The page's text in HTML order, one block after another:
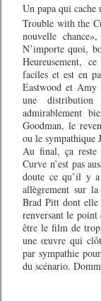
Un papa qui
Trouble with the
nouvelle
N’importe quoi,
Heureusement,
faciles et est en
Eastwood et Amy
une distribution
admirablement
Goodman, le
ou le sympathique
Au final, ça
Curve n’est pas
doute ce qu’il y
allègrement sur
Brad Pitt dont elle
renversant le point
être le film de
une œuvre qui
par sympathie
du scénario.